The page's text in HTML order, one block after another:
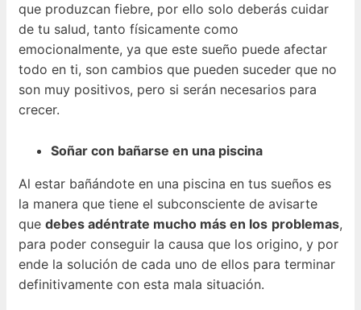
que produzcan fiebre, por ello solo deberás cuidar
de tu salud, tanto físicamente como
emocionalmente, ya que este sueño puede afectar
todo en ti, son cambios que pueden suceder que no
son muy positivos, pero si serán necesarios para
crecer.
Soñar con bañarse en una piscina
Al estar bañándote en una piscina en tus sueños es
la manera que tiene el subconsciente de avisarte
que debes adéntrate mucho más en los problemas,
para poder conseguir la causa que los origino, y por
ende la solución de cada uno de ellos para terminar
definitivamente con esta mala situación.